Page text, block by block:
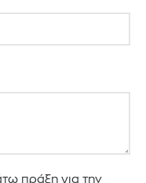
πράξη για την